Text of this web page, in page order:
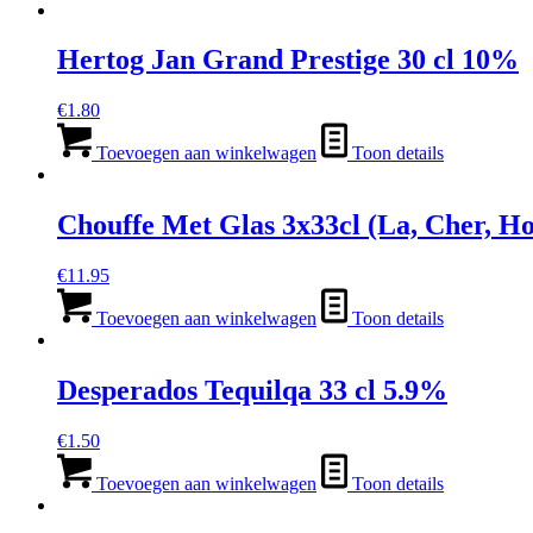
Hertog Jan Grand Prestige 30 cl 10%
€1.80
Toevoegen aan winkelwagen Toon details
Chouffe Met Glas 3x33cl (La, Cher,
€11.95
Toevoegen aan winkelwagen Toon details
Desperados Tequilqa 33 cl 5.9%
€1.50
Toevoegen aan winkelwagen Toon details